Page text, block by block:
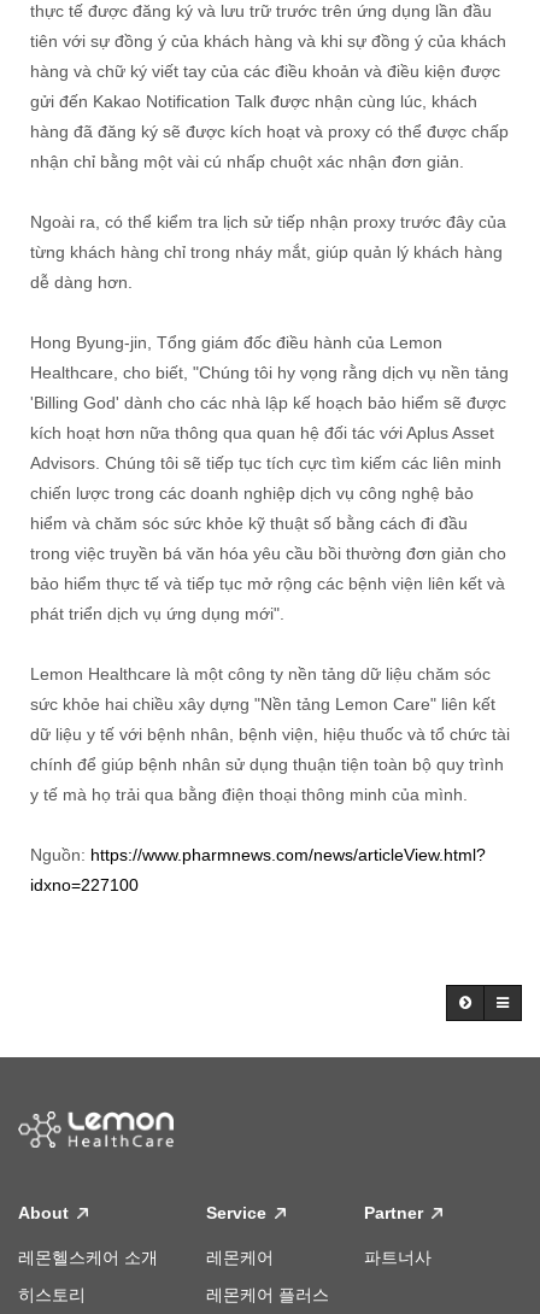
thực tế được đăng ký và lưu trữ trước trên ứng dụng lần đầu
tiên với sự đồng ý của khách hàng và khi sự đồng ý của khách
hàng và chữ ký viết tay của các điều khoản và điều kiện được
gửi đến Kakao Notification Talk được nhận cùng lúc, khách
hàng đã đăng ký sẽ được kích hoạt và proxy có thể được chấp
nhận chỉ bằng một vài cú nhấp chuột xác nhận đơn giản.
Ngoài ra, có thể kiểm tra lịch sử tiếp nhận proxy trước đây của
từng khách hàng chỉ trong nháy mắt, giúp quản lý khách hàng
dễ dàng hơn.
Hong Byung-jin, Tổng giám đốc điều hành của Lemon
Healthcare, cho biết, "Chúng tôi hy vọng rằng dịch vụ nền tảng
'Billing God' dành cho các nhà lập kế hoạch bảo hiểm sẽ được
kích hoạt hơn nữa thông qua quan hệ đối tác với Aplus Asset
Advisors. Chúng tôi sẽ tiếp tục tích cực tìm kiếm các liên minh
chiến lược trong các doanh nghiệp dịch vụ công nghệ bảo
hiểm và chăm sóc sức khỏe kỹ thuật số bằng cách đi đầu
trong việc truyền bá văn hóa yêu cầu bồi thường đơn giản cho
bảo hiểm thực tế và tiếp tục mở rộng các bệnh viện liên kết và
phát triển dịch vụ ứng dụng mới".
Lemon Healthcare là một công ty nền tảng dữ liệu chăm sóc
sức khỏe hai chiều xây dựng "Nền tảng Lemon Care" liên kết
dữ liệu y tế với bệnh nhân, bệnh viện, hiệu thuốc và tổ chức tài
chính để giúp bệnh nhân sử dụng thuận tiện toàn bộ quy trình
y tế mà họ trải qua bằng điện thoại thông minh của mình.
Nguồn: https://www.pharmnews.com/news/articleView.html?
idxno=227100
About
레몬헬스케어 소개
히스토리
Service
레몬케어
레몬케어 플러스
Partner
파트너사